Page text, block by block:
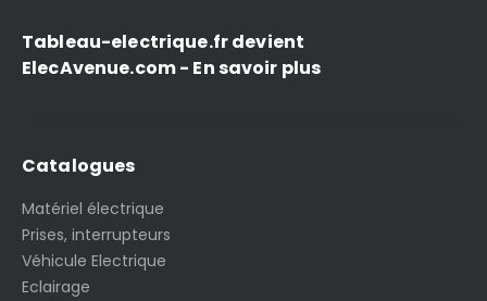
Tableau-electrique.fr devient
ElecAvenue.com - En savoir plus
Catalogues
Matériel électrique
Prises, interrupteurs
Véhicule Electrique
Eclairage